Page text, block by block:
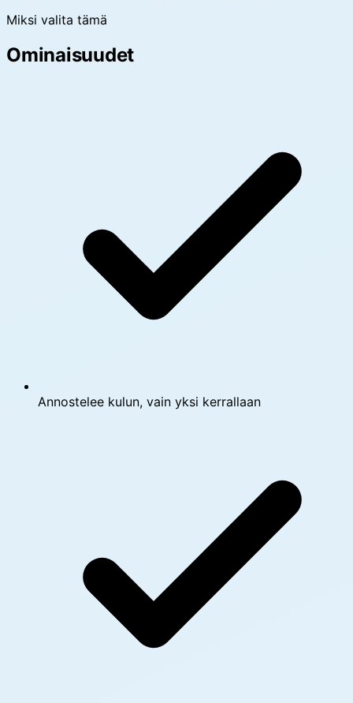
Miksi valita tämä
Ominaisuudet
Annostelee kulun, vain yksi kerrallaan